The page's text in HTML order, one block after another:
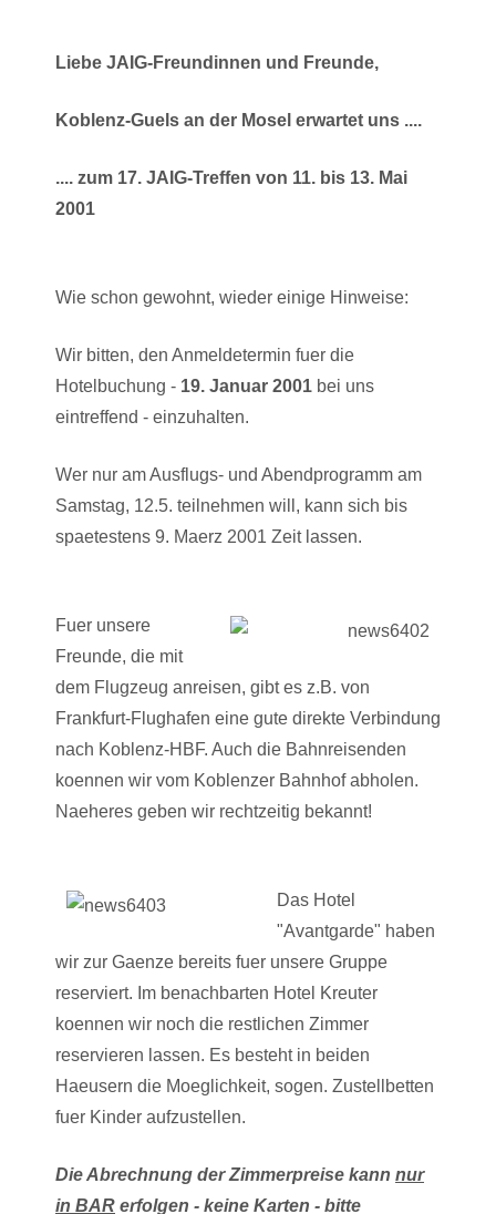
Liebe JAIG-Freundinnen und Freunde,
Koblenz-Guels an der Mosel erwartet uns ....
.... zum 17. JAIG-Treffen von 11. bis 13. Mai
2001
Wie schon gewohnt, wieder einige Hinweise:
Wir bitten, den Anmeldetermin fuer die
Hotelbuchung - 19. Januar 2001 bei uns
eintreffend - einzuhalten.
Wer nur am Ausflugs- und Abendprogramm am
Samstag, 12.5. teilnehmen will, kann sich bis
spaetestens 9. Maerz 2001 Zeit lassen.
Fuer unsere
Freunde, die mit
dem Flugzeug anreisen, gibt es z.B. von
Frankfurt-Flughafen eine gute direkte Verbindung
nach Koblenz-HBF. Auch die Bahnreisenden
koennen wir vom Koblenzer Bahnhof abholen.
Naeheres geben wir rechtzeitig bekannt!
Das Hotel
"Avantgarde" haben
wir zur Gaenze bereits fuer unsere Gruppe
reserviert. Im benachbarten Hotel Kreuter
koennen wir noch die restlichen Zimmer
reservieren lassen. Es besteht in beiden
Haeusern die Moeglichkeit, sogen. Zustellbetten
fuer Kinder aufzustellen.
Die Abrechnung der Zimmerpreise kann nur
in BAR erfolgen - keine Karten - bitte